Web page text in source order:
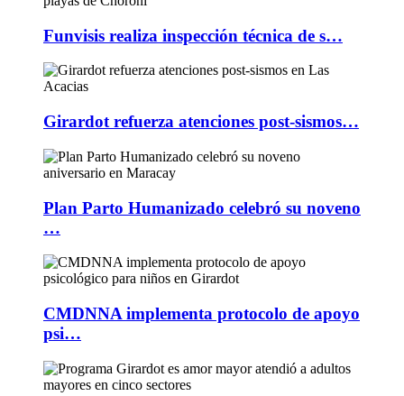
Funvisis realiza inspección técnica de s…
Girardot refuerza atenciones post-sismos…
Plan Parto Humanizado celebró su noveno
…
CMDNNA implementa protocolo de apoyo
psi…